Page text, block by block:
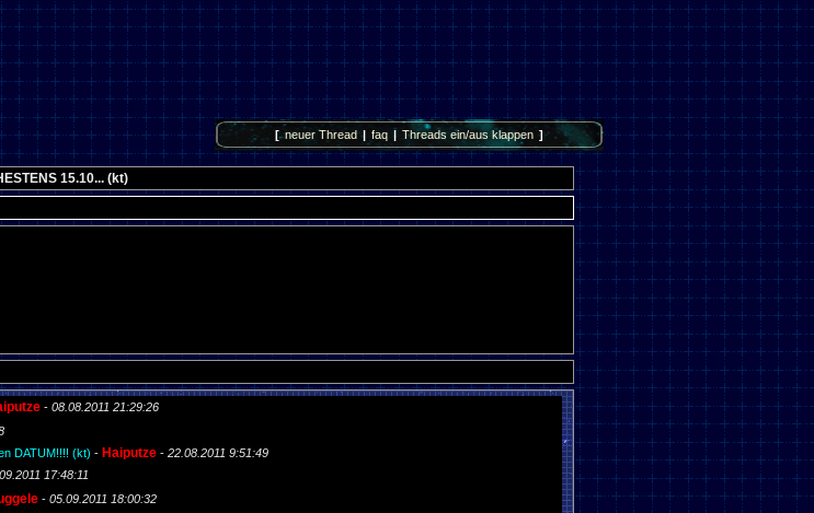
[ neuer Thread | faq | Threads ein/aus klappen ]
15.10... (kt)
- 08.08.2011 21:29:26
DATUM!!!! (kt) - Haiputze- 22.08.2011 9:51:49
17:48:11
- 05.09.2011 18:00:32